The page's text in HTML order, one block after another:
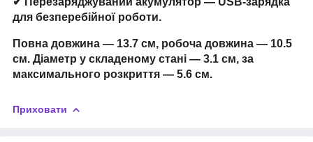
для безперебійної роботи.
Повна довжина — 13.7 см, робоча довжина — 10.5
см. Діаметр у складеному стані — 3.1 см, за
максимального розкриття — 5.6 см.
Приховати